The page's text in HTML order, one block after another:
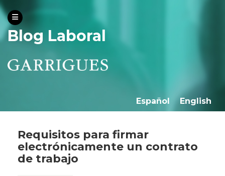
Blog Laboral
Español English
Requisitos para firmar
electrónicamente un contrato
de trabajo